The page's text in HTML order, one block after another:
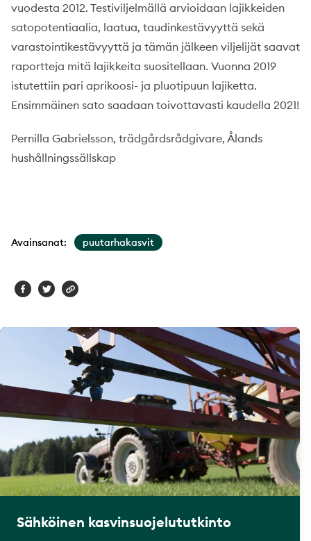
vuodesta 2012. Testiviljelmällä arvioidaan lajikkeiden
satopotentiaalia, laatua, taudinkestävyyttä sekä
varastointikestävyyttä ja tämän jälkeen viljelijät saavat
raportteja mitä lajikkeita suositellaan. Vuonna 2019
istutettiin pari aprikoosi- ja pluotipuun lajiketta.
Ensimmäinen sato saadaan toivottavasti kaudella 2021!
Pernilla Gabrielsson, trädgårdsrådgivare, Ålands
hushållningssällskap
Avainsanat: puutarhakasvit
Sähköinen kasvinsuojelututkinto